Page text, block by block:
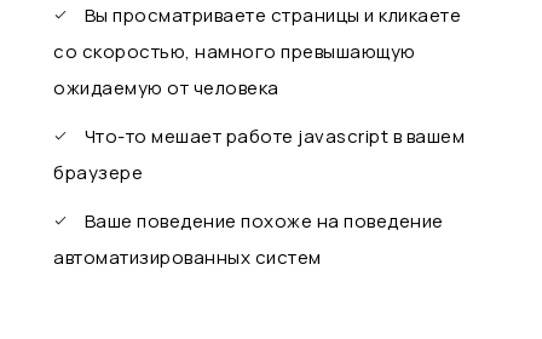
Вы просматриваете страницы и кликаете
со скоростью, намного превышающую
ожидаемую от человека
Что-то мешает работе javascript в вашем
браузере
Ваше поведение похоже на поведение
автоматизированных систем